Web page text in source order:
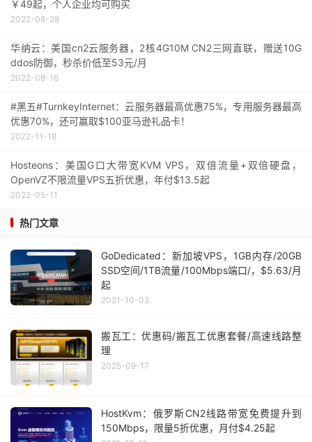
￥49起，个人企业均可购买
2022-08-28
华纳云：美国cn2云服务器，2核4G10M CN2三网直联，赠送10G
ddos防御，秒杀价低至53元/月
2022-08-16
#黑五#TurnkeyInternet：云服务器最高优惠75%，专用服务器最高
优惠70%，还可赢取$100亚马逊礼品卡！
2022-11-18
Hosteons：美国G口大带宽KVM VPS，双倍流量+双倍硬盘，
OpenVZ不限流量VPS五折优惠，年付$13.5起
2022-05-11
热门文章
GoDedicated：新加坡VPS，1GB内存/20GB
SSD空间/1TB流量/100Mbps端口/，$5.63/月
起
2021-10-03
搬瓦工：优惠码/搬瓦工优惠套餐/高速线路整
理
2025-09-17
HostKvm：俄罗斯CN2线路带宽免费提升到
150Mbps，限量5折优惠，月付$4.25起